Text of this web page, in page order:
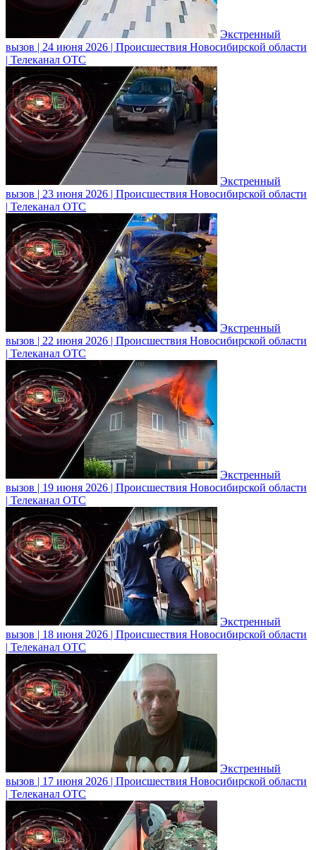
Экстренный
вызов | 24 июня 2026 | Происшествия Новосибирской области
| Телеканал ОТС
Экстренный
вызов | 23 июня 2026 | Происшествия Новосибирской области
| Телеканал ОТС
Экстренный
вызов | 22 июня 2026 | Происшествия Новосибирской области
| Телеканал ОТС
Экстренный
вызов | 19 июня 2026 | Происшествия Новосибирской области
| Телеканал ОТС
Экстренный
вызов | 18 июня 2026 | Происшествия Новосибирской области
| Телеканал ОТС
Экстренный
вызов | 17 июня 2026 | Происшествия Новосибирской области
| Телеканал ОТС